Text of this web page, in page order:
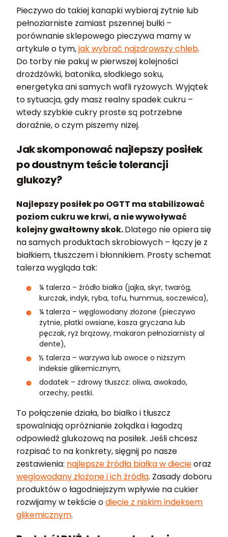
Pieczywo do takiej kanapki wybieraj żytnie lub
pełnoziarniste zamiast pszennej bułki –
porównanie sklepowego pieczywa mamy w
artykule o tym,jak wybrać najzdrowszy chleb.
Do torby nie pakuj w pierwszej kolejności
drożdżówki, batonika, słodkiego soku,
energetyka ani samych wafli ryżowych. Wyjątek
to sytuacja, gdy masz realny spadek cukru –
wtedy szybkie cukry proste są potrzebne
doraźnie, o czym piszemy niżej.
Jak skomponować najlepszy posiłek
po doustnym teście tolerancji
glukozy?
Najlepszy posiłek po OGTT ma stabilizować
poziom cukru we krwi, a nie wywoływać
kolejny gwałtowny skok.Dlatego nie opiera się
na samych produktach skrobiowych – łączy je z
białkiem, tłuszczem i błonnikiem. Prosty schemat
talerza wygląda tak:
¼ talerza – źródło białka (jajka, skyr, twaróg,
kurczak, indyk, ryba, tofu, hummus, soczewica),
¼ talerza – węglowodany złożone (pieczywo
żytnie, płatki owsiane, kasza gryczana lub
pęczak, ryż brązowy, makaron pełnoziarnisty al
dente),
½ talerza – warzywa lub owoce o niższym
indeksie glikemicznym,
dodatek – zdrowy tłuszcz: oliwa, awokado,
orzechy, pestki.
To połączenie działa, bo białko i tłuszcz
spowalniają opróżnianie żołądka i łagodzą
odpowiedź glukozową na posiłek. Jeśli chcesz
rozpisać to na konkrety, sięgnij po nasze
zestawienia: najlepsze źródła białka w diecieoraz
węglowodany złożone i ich źródła. Zasady doboru
produktów o łagodniejszym wpływie na cukier
rozwijamy w tekście odiecie z niskim indeksem
glikemicznym.